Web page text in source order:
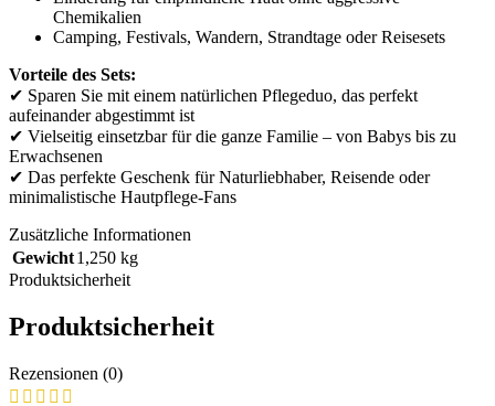
Chemikalien
Camping, Festivals, Wandern, Strandtage oder Reisesets
Vorteile des Sets:
✔ Sparen Sie mit einem natürlichen Pflegeduo, das perfekt
aufeinander abgestimmt ist
✔ Vielseitig einsetzbar für die ganze Familie – von Babys bis zu
Erwachsenen
✔ Das perfekte Geschenk für Naturliebhaber, Reisende oder
minimalistische Hautpflege-Fans
Zusätzliche Informationen
Gewicht1,250 kg
Produktsicherheit
Produktsicherheit
Rezensionen (0)